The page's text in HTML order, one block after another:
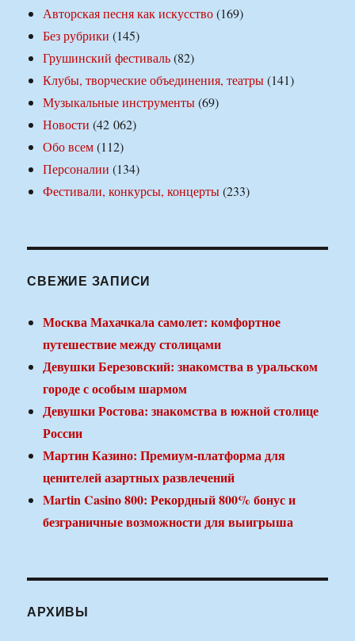
Авторская песня как искусство(169)
Без рубрики (145)
Грушинский фестиваль(82)
Клубы, творческие объединения, театры(141)
Музыкальные инструменты(69)
Новости (42 062)
Обо всем(112)
Персоналии (134)
Фестивали, конкурсы, концерты(233)
СВЕЖИЕ ЗАПИСИ
Москва Махачкала самолет: комфортное
путешествие между столицами
Девушки Березовский: знакомства в уральском
городе с особым шармом
Девушки Ростова: знакомства в южной столице
России
Мартин Казино: Премиум-платформа для
ценителей азартных развлечений
Martin Casino 800: Рекордный 800% бонус и
безграничные возможности для выигрыша
АРХИВЫ